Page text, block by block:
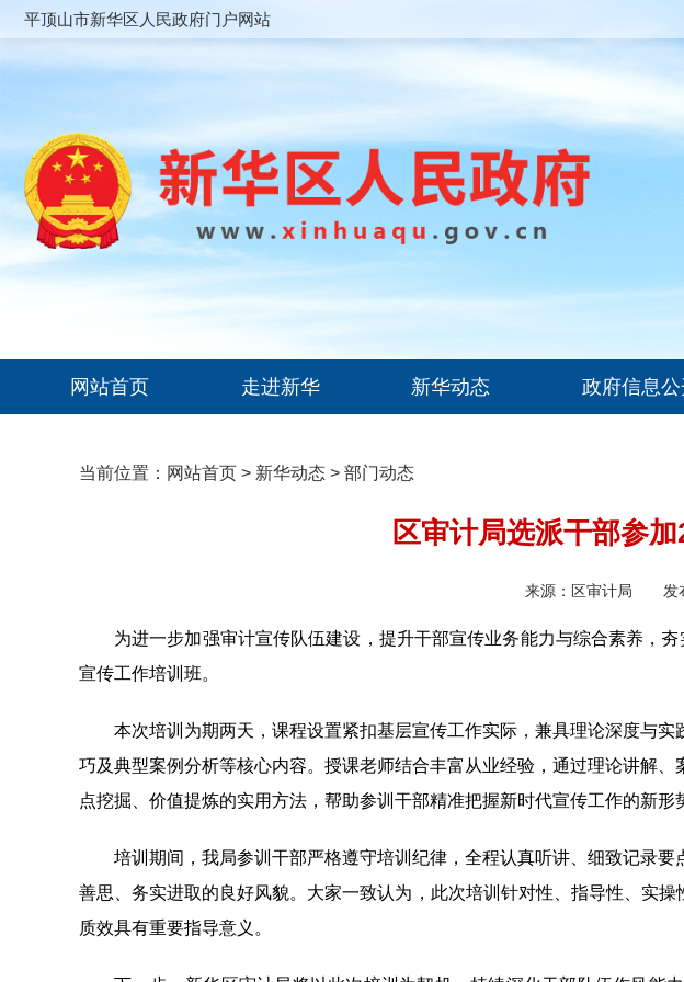
平顶山市新华区人民政府门户网站
网站首页 走进新华 新华动态 政府信息
当前位置： 网站首页 > 新华动态 > 部门动态
区审计局选派干部参
来源： 区审计局 发布
为进一步加强审计宣传队伍建设，提升干部宣传业务能力与综合素养，
宣传工作培训班。
本次培训为期两天，课程设置紧扣基层宣传工作实际，兼具理论深度与
巧及典型案例分析等核心内容。授课老师结合丰富从业经验，通过理论讲解
点挖掘、价值提炼的实用方法，帮助参训干部精准把握新时代宣传工作的新形
培训期间，我局参训干部严格遵守培训纪律，全程认真听讲、细致记录
善思、务实进取的良好风貌。大家一致认为，此次培训针对性、指导性、实
质效具有重要指导意义。